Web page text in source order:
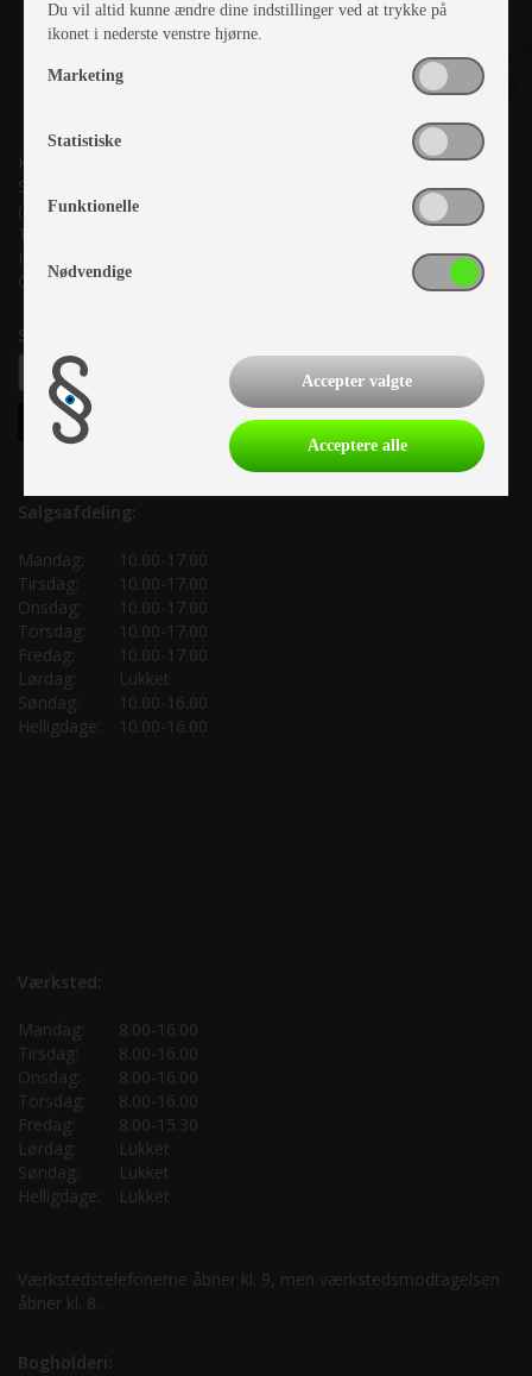
Kronjyllands Camping Center A/S
Suderholmen 10, 8960 Randers SØ
(Lige ud til Grenåvej)
Tlf. +45 87 10 98 70
Info@as-kcc.dk
CVR: 33 38 77 33
Samtykke til nyhedsbrev
Salgsafdeling:
Mandag:
10.00-17.00
Tirsdag:
10.00-17.00
Onsdag:
10.00-17.00
Torsdag:
10.00-17.00
Fredag:
10.00-17.00
Lørdag:
Lukket
Søndag:
10.00-16.00
Helligdage:
10.00-16.00
Værksted:
Mandag:
8.00-16.00
Tirsdag:
8.00-16.00
Onsdag:
8.00-16.00
Torsdag:
8.00-16.00
Fredag:
8.00-15.30
Lørdag:
Lukket
Søndag:
Lukket
Helligdage:
Lukket
Værkstedstelefonerne åbner kl. 9, men værkstedsmodtagelsen
åbner kl. 8.
Bogholderi:
Du vil altid kunne ændre dine indstillinger ved at trykke på
ikonet i nederste venstre hjørne.
Marketing
Statistiske
Funktionelle
Nødvendige
Accepter valgte
Acceptere alle